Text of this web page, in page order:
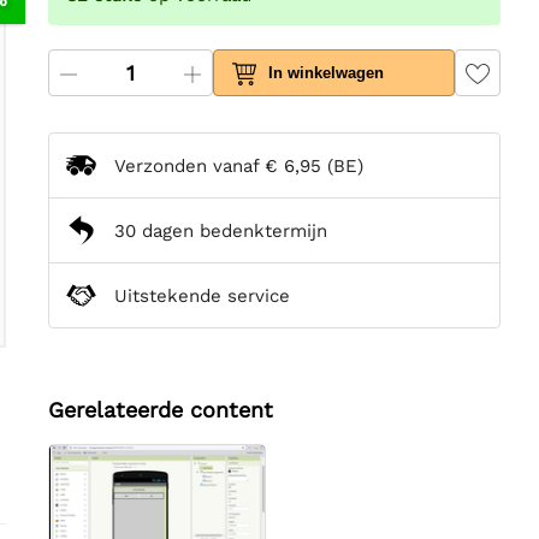
In winkelwagen
Verzonden vanaf € 6,95 (BE)
30 dagen bedenktermijn
Uitstekende service
Gerelateerde content